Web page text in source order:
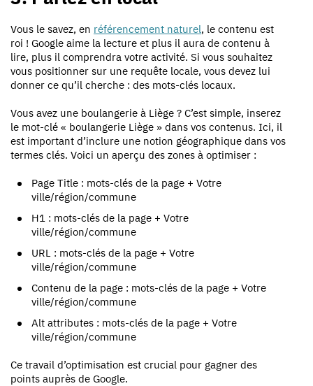
Vous le savez, en référencement naturel, le contenu est
roi ! Google aime la lecture et plus il aura de contenu à
lire, plus il comprendra votre activité. Si vous souhaitez
vous positionner sur une requête locale, vous devez lui
donner ce qu’il cherche : des mots-clés locaux.
Vous avez une boulangerie à Liège ? C’est simple, inserez
le mot-clé « boulangerie Liège » dans vos contenus. Ici, il
est important d’inclure une notion géographique dans vos
termes clés. Voici un aperçu des zones à optimiser :
Page Title : mots-clés de la page + Votre
ville/région/commune
H1 : mots-clés de la page + Votre
ville/région/commune
URL : mots-clés de la page + Votre
ville/région/commune
Contenu de la page : mots-clés de la page + Votre
ville/région/commune
Alt attributes : mots-clés de la page + Votre
ville/région/commune
Ce travail d’optimisation est crucial pour gagner des
points auprès de Google.